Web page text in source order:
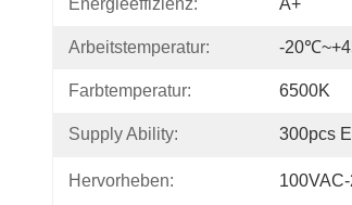
Energieeffizienz: A+
Arbeitstemperatur: -
Farbtemperatur: 6500K
Supply Ability: 300pcs
Hervorheben: